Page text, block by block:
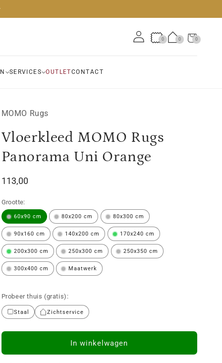
0 0
Winkelwagen
0
0
artikelen
SERVICES OUTLETCONTACT
MOMO Rugs
Vloerkleed MOMO Rugs
Panorama Uni Orange
Normale
113,00
Grootte:
60x90 cm 80x200 cm 80x300 cm
90x160 cm 140x200 cm 170x240 cm
200x300 cm 250x300 cm 250x350 cm
300x400 cm Maatwerk
Probeer thuis (gratis):
Staal Zichtservice
In winkelwagen